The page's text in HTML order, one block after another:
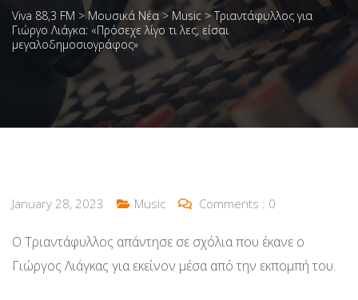
Viva 88,3 FM >Μουσικά Νέα>Music >Τριαντάφυλλος για
Γιώργο Λιάγκα: «Πρόσεχε λίγο τι λες, είσαι
μεγαλοδημοσιογράφος»
January 28, 2023 Music Comments : 0
Ο Τριαντάφυλλος απάντησε σε σχόλια που έκανε ο
Γιώργος Λιάγκας για εκείνον μέσα από την εκπομπή του.